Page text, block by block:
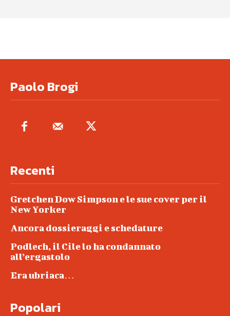
Paolo Brogi
Recenti
Gretchen Dow Simpson e le sue cover per il
New Yorker
Ancora dossieraggi e schedature
Podlech, il Cile lo ha condannato
all’ergastolo
Era ubriaca…
Popolari